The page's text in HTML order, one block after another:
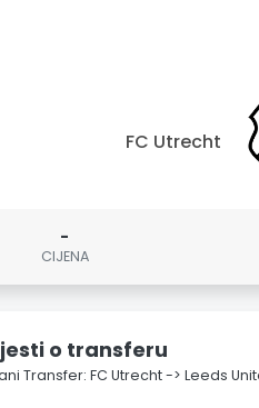
FC Utrecht
-
CIJENA
o transferu
Transfer: FC Utrecht -> Leeds